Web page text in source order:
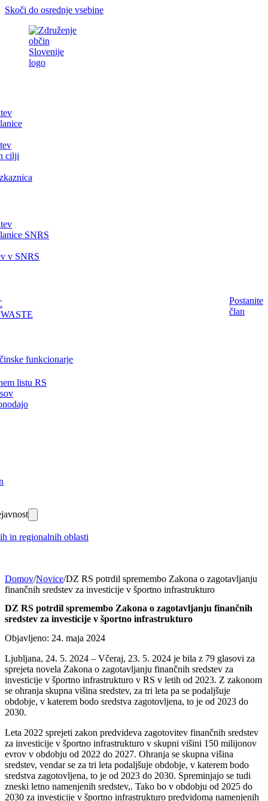
Skoči do osrednje vsebine
cilji
SNRS
v SNRS
funkcionarje
listu RS
in regionalnih oblasti
Postanite
član
Domov/Novice/DZ RS potrdil spremembo Zakona o zagotavljanju
finančnih sredstev za investicije v športno infrastrukturo
DZ RS potrdil spremembo Zakona o zagotavljanju finančnih
sredstev za investicije v športno infrastrukturo
Objavljeno: 24. maja 2024
Ljubljana, 24. 5. 2024 – Včeraj, 23. 5. 2024 je bila z 79 glasovi za
sprejeta novela Zakona o zagotavljanju finančnih sredstev za
investicije v športno infrastrukturo v RS v letih od 2023. Z zakonom
se ohranja skupna višina sredstev, za tri leta pa se podaljšuje
obdobje, v katerem bodo sredstva zagotovljena, to je od 2023 do
2030.
Leta 2022 sprejeti zakon predvideva zagotovitev finančnih sredstev
za investicije v športno infrastrukturo v skupni višini 150 milijonov
evrov v obdobju od 2022 do 2027. Ohranja se skupna višina
sredstev, vendar se za tri leta podaljšuje obdobje, v katerem bodo
sredstva zagotovljena, to je od 2023 do 2030. Spreminjajo se tudi
zneski letno namenjenih sredstev,. Tako bo v obdobju od 2025 do
2030 za investicije v športno infrastrukturo predvidoma namenjenih